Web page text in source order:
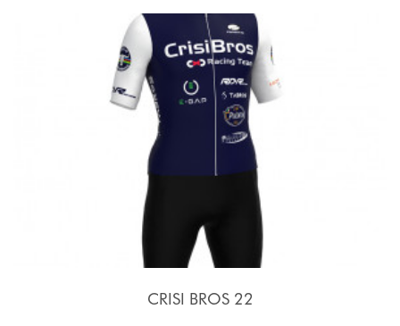
CRISI BROS 22